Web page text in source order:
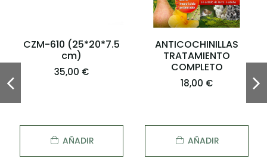
CZM-610 (25*20*7.5
cm)
35,00 €
AÑADIR
ANTICOCHINILLAS
TRATAMIENTO
COMPLETO
18,00 €
AÑADIR